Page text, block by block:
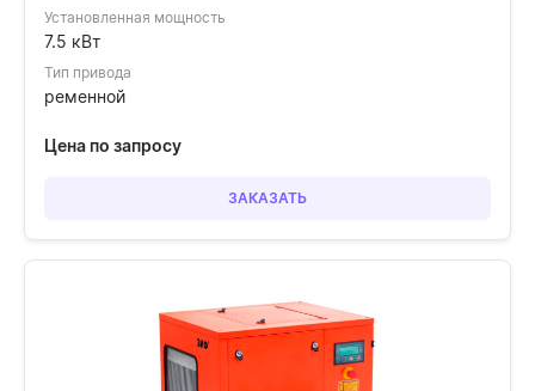
Установленная мощность
7.5 кВт
Тип привода
ременной
Цена по запросу
ЗАКАЗАТЬ